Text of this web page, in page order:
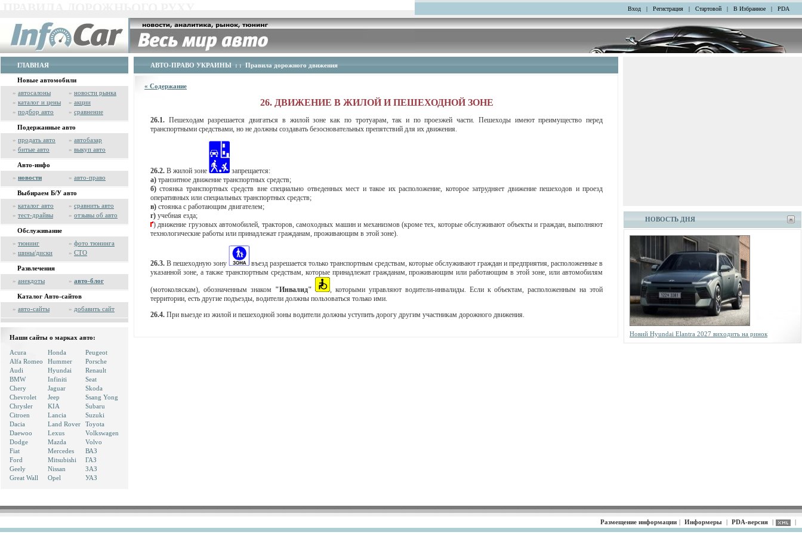
Вход | Регистрация | Стартовой | В Избранное | PDA
ГЛАВНАЯ
Новые автомобили
» автосалоны » новости рынка
» каталог и цены » акции
» подбор авто » сравнение
Подержанные авто
» продать авто » автобазар
» битые авто » выкуп авто
Авто-инфо
» новости » авто-право
Выбираем Б/У авто
» каталог авто » сравнить авто
» тест-драйвы » отзывы об авто
Обслуживание
» тюнинг » фото тюнинга
» шины/диски » СТО
Развлечения
» анекдоты » авто-блог
Каталог Авто-сайтов
» авто-сайты » добавить сайт
Наши сайты о марках авто:
Acura
Alfa Romeo
Audi
BMW
Chery
Chevrolet
Chrysler
Citroen
Dacia
Daewoo
Dodge
Fiat
Ford
Geely
Great Wall
Honda
Hummer
Hyundai
Infiniti
Jaguar
Jeep
KIA
Lancia
Land Rover
Lexus
Mazda
Mercedes
Mitsubishi
Nissan
Opel
Peugeot
Porsche
Renault
Seat
Skoda
Ssang Yong
Subaru
Suzuki
Toyota
Volkswagen
Volvo
ВАЗ
ГАЗ
ЗАЗ
УАЗ
АВТО-ПРАВО УКРАИНЫ : : Правила дорожного движения
« Содержание
26. ДВИЖЕНИЕ В ЖИЛОЙ И ПЕШЕХОДНОЙ ЗОНЕ
26.1. Пешеходам разрешается двигаться в жилой зоне как по тротуарам, так и по проезжей части. Пешеходыимеют преимущество перед
транспортными средствами, но не должны создавать безосновательных препятствий для их движения.
26.2. В жилой зоне
запрещается:
а) транзитное движение транспортных средств;
б) стоянка транспортных средств вне специально отведенных мест и такое их расположение, которое затрудняет движение пешеходов и проезд
оперативных или специальных транспортных средств;
в) стоянка с работающим двигателем;
г) учебная езда;
) движение грузовых автомобилей, тракторов, самоходных машин и механизмов (кроме тех, которые обслуживают объекты и граждан, выполняют
технологические работы или принадлежат гражданам, проживающим в этой зоне).
26.3. В пешеходную зону
въезд разрешается только транспортным средствам, которые обслуживают граждан и предприятия, расположенные в
указанной зоне, а также транспортным средствам, которые принадлежат гражданам, проживающим или работающим в этой зоне, или автомобилям
(мотоколяскам), обозначенным знаком "Инвалид"
, которыми управляют водители-инвалиды. Если к объектам, расположенным на этой
территории, есть другие подъезды, водители должны пользоваться только ими.
26.4. При выезде из жилой и пешеходной зоны водители должны уступить дорогу другим участникам дорожного движения.
НОВОСТЬ ДНЯ
Новий Hyundai Elantra 2027 виходить на ринок
Размещение информации | Информеры | PDA-версия | |